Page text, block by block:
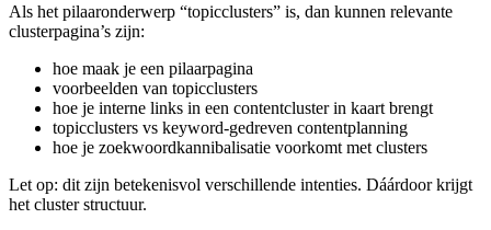
Als het pilaaronderwerp “topicclusters” is, dan kunnen relevante
clusterpagina’s zijn:
hoe maak je een pilaarpagina
voorbeelden van topicclusters
hoe je interne links in een contentcluster in kaart brengt
topicclusters vs keyword-gedreven contentplanning
hoe je zoekwoordkannibalisatie voorkomt met clusters
Let op: dit zijn betekenisvol verschillende intenties. Dáárdoor krijgt
het cluster structuur.